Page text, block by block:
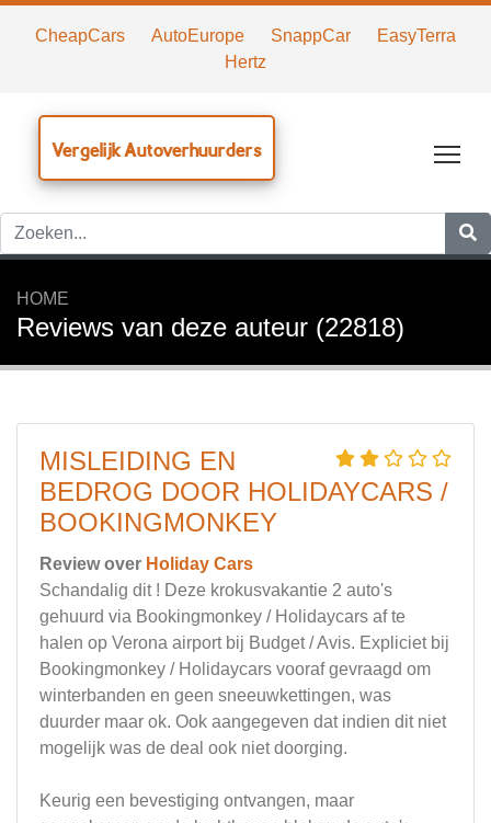
CheapCars AutoEurope SnappCar
EasyTerra
Hertz
Vergelijk Autoverhuurders
HOME
Reviews van deze auteur (22818)
MISLEIDING EN
BEDROG DOOR HOLIDAYCARS /
BOOKINGMONKEY
Review over Holiday Cars
Schandalig dit ! Deze krokusvakantie 2 auto's
gehuurd via Bookingmonkey / Holidaycars af te
halen op Verona airport bij Budget / Avis. Expliciet bij
Bookingmonkey / Holidaycars vooraf gevraagd om
winterbanden en geen sneeuwkettingen, was
duurder maar ok. Ook aangegeven dat indien dit niet
mogelijk was de deal ook niet doorging.
Keurig een bevestiging ontvangen, maar